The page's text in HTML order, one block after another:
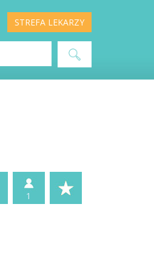
STREFA LEKARZY
1